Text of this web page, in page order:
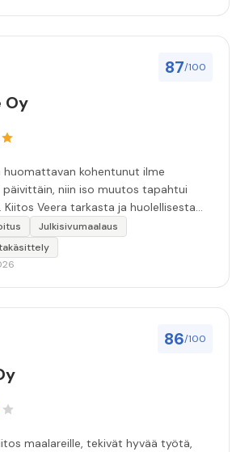
87/100
Oy
huomattavan kohentunut ilme
niin iso muutos tapahtui
Veera tarkasta ja huolellisesta
palvelusta!”
Julkisivumaalaus
86/100
maalareille, tekivät hyvää työtä,